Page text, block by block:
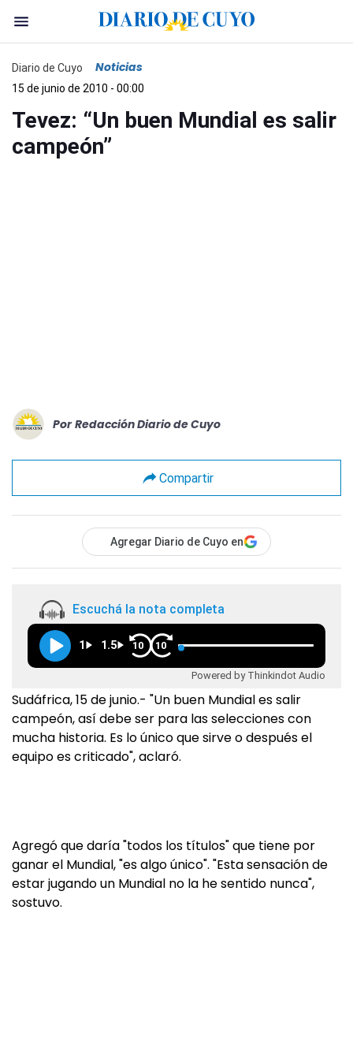
Diario de Cuyo Noticias
15 de junio de 2010 - 00:00
Tevez: “Un buen Mundial es salir
campeón”
Por Redacción Diario de Cuyo
Compartir
Agregar Diario de Cuyo en
Escuchá la nota completa
1 1.5 10 10
Powered by Thinkindot Audio
Sudáfrica, 15 de junio.- "Un buen Mundial es salir
campeón, así debe ser para las selecciones con
mucha historia. Es lo único que sirve o después el
equipo es criticado", aclaró.
Agregó que daría "todos los títulos" que tiene por
ganar el Mundial, "es algo único". "Esta sensación de
estar jugando un Mundial no la he sentido nunca",
sostuvo.